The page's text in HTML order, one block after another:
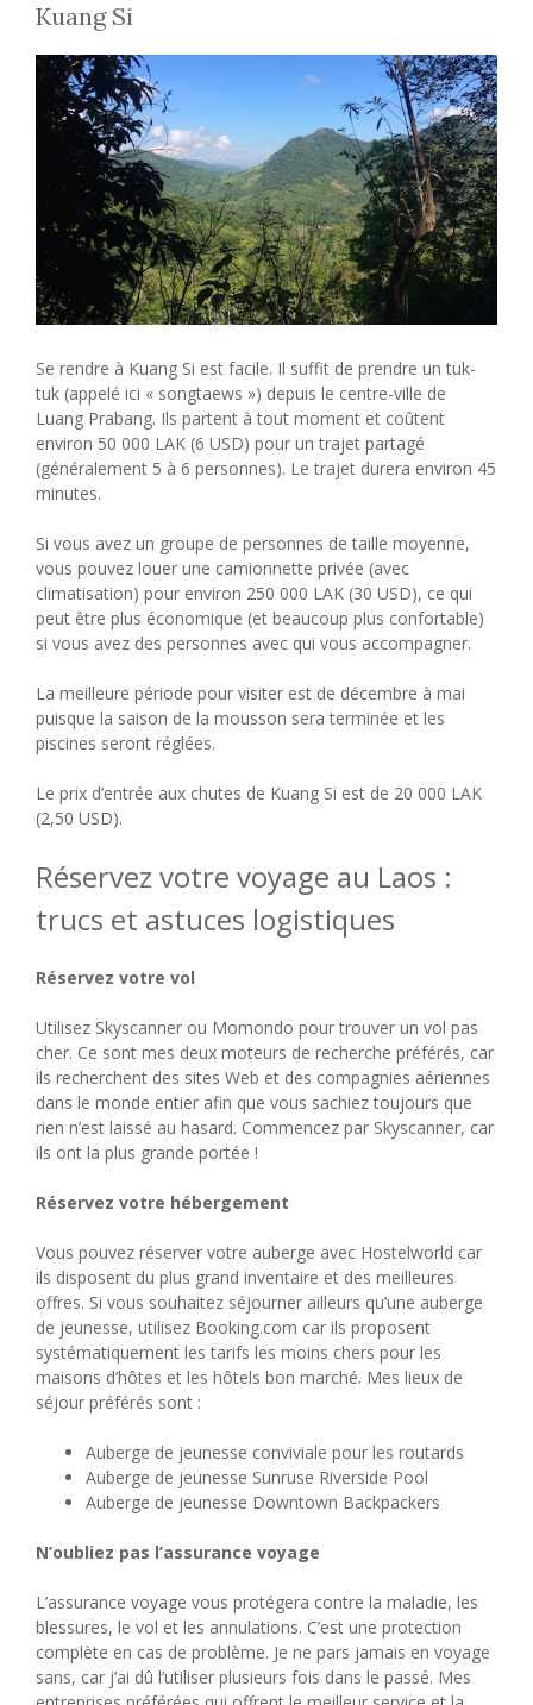
Kuang Si
Se rendre à Kuang Si est facile. Il suffit de prendre un tuk-
tuk (appelé ici « songtaews ») depuis le centre-ville de
Luang Prabang. Ils partent à tout moment et coûtent
environ 50 000 LAK (6 USD) pour un trajet partagé
(généralement 5 à 6 personnes). Le trajet durera environ 45
minutes.
Si vous avez un groupe de personnes de taille moyenne,
vous pouvez louer une camionnette privée (avec
climatisation) pour environ 250 000 LAK (30 USD), ce qui
peut être plus économique (et beaucoup plus confortable)
si vous avez des personnes avec qui vous accompagner.
La meilleure période pour visiter est de décembre à mai
puisque la saison de la mousson sera terminée et les
piscines seront réglées.
Le prix d’entrée aux chutes de Kuang Si est de 20 000 LAK
(2,50 USD).
Réservez votre voyage au Laos :
trucs et astuces logistiques
Réservez votre vol
Utilisez Skyscanner ou Momondo pour trouver un vol pas
cher. Ce sont mes deux moteurs de recherche préférés, car
ils recherchent des sites Web et des compagnies aériennes
dans le monde entier afin que vous sachiez toujours que
rien n’est laissé au hasard. Commencez par Skyscanner, car
ils ont la plus grande portée !
Réservez votre hébergement
Vous pouvez réserver votre auberge avec Hostelworld car
ils disposent du plus grand inventaire et des meilleures
offres. Si vous souhaitez séjourner ailleurs qu’une auberge
de jeunesse, utilisez Booking.com car ils proposent
systématiquement les tarifs les moins chers pour les
maisons d’hôtes et les hôtels bon marché. Mes lieux de
séjour préférés sont :
Auberge de jeunesse conviviale pour les routards
Auberge de jeunesse Sunruse Riverside Pool
Auberge de jeunesse Downtown Backpackers
N’oubliez pas l’assurance voyage
L’assurance voyage vous protégera contre la maladie, les
blessures, le vol et les annulations. C’est une protection
complète en cas de problème. Je ne pars jamais en voyage
sans, car j’ai dû l’utiliser plusieurs fois dans le passé. Mes